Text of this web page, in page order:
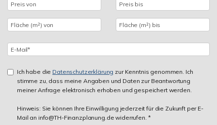
Ich habe die Datenschutzerklärung zur Kenntnis genommen. Ich
stimme zu, dass meine Angaben und Daten zur Beantwortung
meiner Anfrage elektronisch erhoben und gespeichert werden.
Hinweis: Sie können Ihre Einwilligung jederzeit für die Zukunft per E-
Mail an info@TH-Finanzplanung.de widerrufen. *